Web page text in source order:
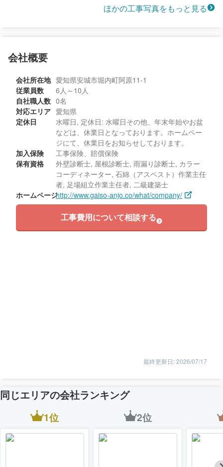
ほかの工事写真をもっと見る
会社概要
会社所在地 愛知県安城市堀内町阿原11-1
従業員数
6人～10人
自社職人数 0名
対応エリア 愛知県
定休日
水曜日, 定休日: 水曜日その他、年末年始やお盆
などは、休業日となっております。ホームペー
ジにて、休業日をお知らせしております。
加入保険
工事保険、賠償保険
保有資格
外壁診断士, 屋根診断士, 雨漏り診断士, カラー
コーディネーター, 石綿（アスベスト）作業主任
者, 足場組立作業主任者, 二級建築士
ホームページhttp://www.gaiso-anjo.co/what/company/
工事費用について相談する
最終更新日: 2026/07/17
同じエリアの会社ランキング
1位 2位